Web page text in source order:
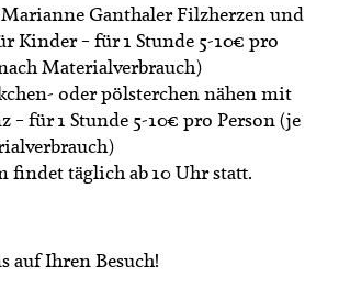
Ganthaler Filzherzen und
Kinder – für 1 Stunde 5-10€ pro
Materialverbrauch)
oder pölsterchen nähen mit
– für 1 Stunde 5-10€ pro Person (je
findet täglich ab 10 Uhr statt.
auf Ihren Besuch!